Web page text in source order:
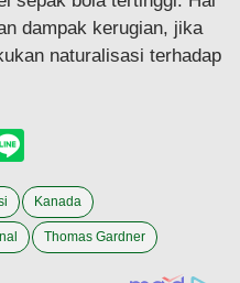
dampak kerugian, jika
naturalisasi terhadap
Kanada
Thomas Gardner